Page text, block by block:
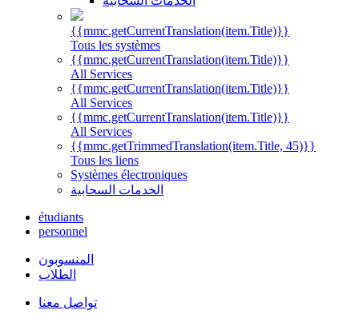
{{mmc.getCurrentTranslation(item.Title)}}
Tous les systèmes
{{mmc.getCurrentTranslation(item.Title)}}
All Services
{{mmc.getCurrentTranslation(item.Title)}}
All Services
{{mmc.getCurrentTranslation(item.Title)}}
All Services
{{mmc.getTrimmedTranslation(item.Title, 45)}}
Tous les liens
Systèmes électroniques
الخدمات السحابية
étudiants
personnel
المنسوبون
الطلاب
تواصل معنا